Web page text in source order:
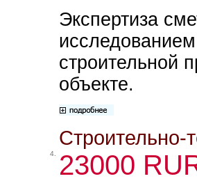
Экспертиза
строительной
объекте.
4.
Строительно-
23000